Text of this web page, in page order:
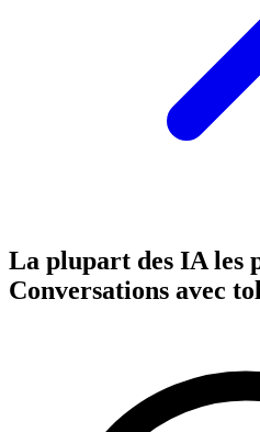
La plupart des IA les
Conversations avec